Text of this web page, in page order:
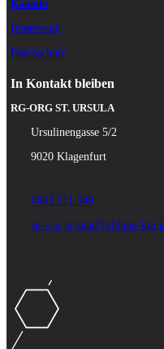
Kontakt
Impressum
Datenschutz
In Kontakt bleiben
RG-ORG ST. URSULA
Ursulinengasse 5/2
9020 Klagenfurt
0463 511 540
rg-org-ursula@bildung-